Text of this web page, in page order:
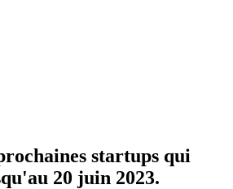
startups qui
20 juin 2023.